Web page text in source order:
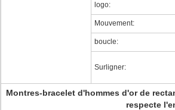
logo:
Mouvement:
boucle:
Surligner:
Montres-bracelet d'hommes d'or de
respecte